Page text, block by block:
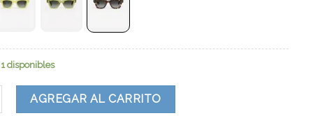
disponibles
cantidad
AGREGAR AL CARRITO